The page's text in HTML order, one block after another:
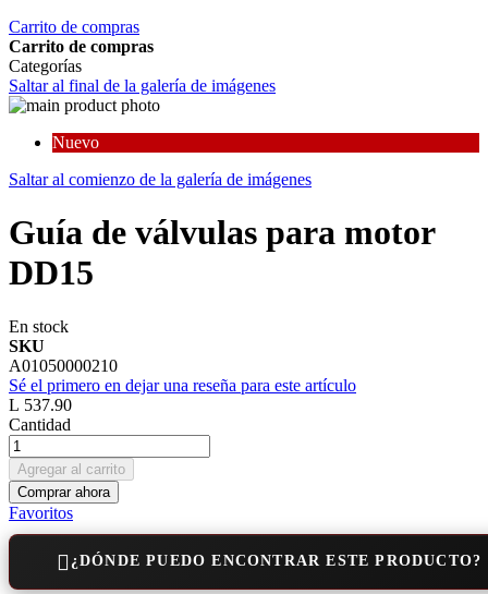
Carrito de compras
Carrito de compras
Categorías
Saltar al final de la galería de imágenes
Nuevo
Saltar al comienzo de la galería de imágenes
Guía de válvulas para motor
DD15
En stock
SKU
A01050000210
Sé el primero en dejar una reseña para este artículo
L 537.90
Cantidad
Agregar al carrito
Comprar ahora
Favoritos
¿DÓNDE PUEDO ENCONTRAR ESTE PRODUCTO?